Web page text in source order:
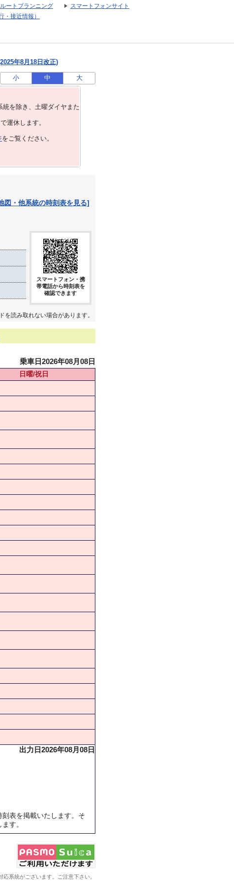
ルートプランニング
スマートフォンサイト
・接近情報）
年8月18日改正)
小 中 大
を除き、⼟曜ダイヤまた
運休します。
をご覧ください。
図・他系統の時刻表を見る]
スマートフォン・携
帯電話から時刻表を
確認できます
読み取れない場合があります。
乗車日2026年08月08日
日曜/祝日
出力日2026年08月08日
表を掲載いたします。そ
す。
系統がございます。ご注意下さい。